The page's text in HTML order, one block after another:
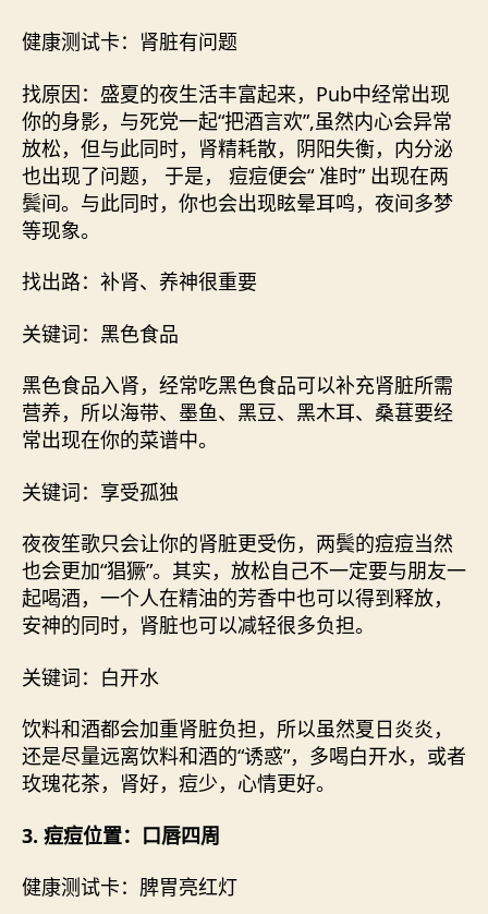
健康测试卡：肾脏有问题
找原因：盛夏的夜生活丰富起来，Pub中经常出现
你的身影，与死党一起“把酒言欢”,虽然内心会异常
放松，但与此同时，肾精耗散，阴阳失衡，内分泌
也出现了问题， 于是， 痘痘便会“ 准时” 出现在两
鬓间。与此同时，你也会出现眩晕耳鸣，夜间多梦
等现象。
找出路：补肾、养神很重要
关键词：黑色食品
黑色食品入肾，经常吃黑色食品可以补充肾脏所需
营养，所以海带、墨鱼、黑豆、黑木耳、桑葚要经
常出现在你的菜谱中。
关键词：享受孤独
夜夜笙歌只会让你的肾脏更受伤，两鬓的痘痘当然
也会更加“猖獗”。其实，放松自己不一定要与朋友一
起喝酒，一个人在精油的芳香中也可以得到释放，
安神的同时，肾脏也可以减轻很多负担。
关键词：白开水
饮料和酒都会加重肾脏负担，所以虽然夏日炎炎，
还是尽量远离饮料和酒的“诱惑”，多喝白开水，或者
玫瑰花茶，肾好，痘少，心情更好。
3. 痘痘位置：口唇四周
健康测试卡：脾胃亮红灯